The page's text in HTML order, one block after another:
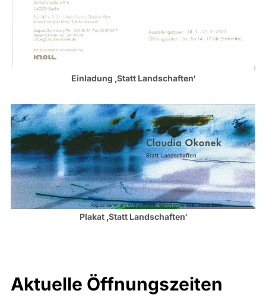
Einladung ‚Statt Landschaften‘
Plakat ‚Statt Landschaften‘
Aktuelle Öffnungszeiten